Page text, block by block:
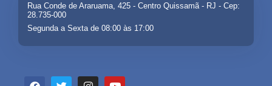
Rua Conde de Araruama, 425 - Centro Quissamã - RJ - Cep:
28.735-000
Segunda a Sexta de 08:00 às 17:00